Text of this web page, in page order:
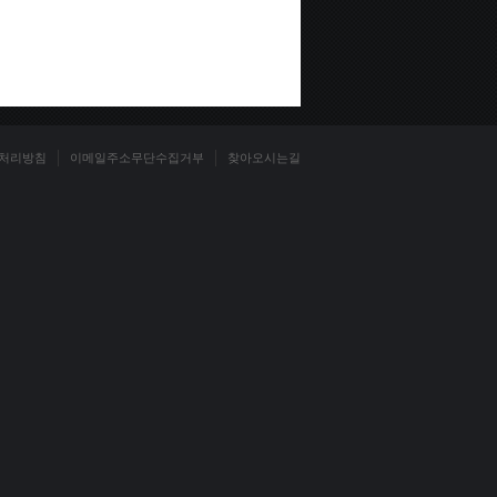
리방침 이메일주소무단수집거부 찾아오시는길